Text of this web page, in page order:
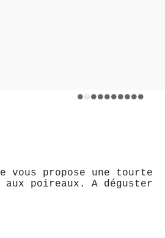
vous propose une tourte
poireaux. A déguster